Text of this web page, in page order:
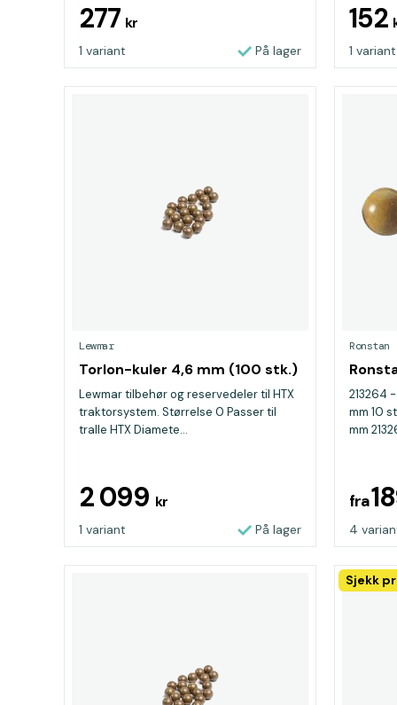
277 kr
1 variant På lager
152
1 variant
Lewmar
Torlon-kuler 4,6 mm (100 stk.)
Lewmar tilbehør og reservedeler til HTX
traktorsystem. Størrelse 0 Passer til
tralle HTX Diamete...
2 099 kr
1 variant På lager
Ronstan
213264
mm 10
mm
fra
4
Sjekk